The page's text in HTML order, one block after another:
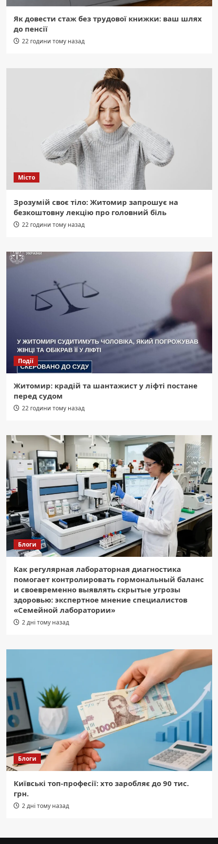
Як довести стаж без трудової книжки: ваш шлях
до пенсії
22 години тому назад
Місто
Зрозумій своє тіло: Житомир запрошує на
безкоштовну лекцію про головний біль
22 години тому назад
Події
Житомир: крадій та шантажист у ліфті постане
перед судом
22 години тому назад
Блоги
Как регулярная лабораторная диагностика
помогает контролировать гормональный баланс
и своевременно выявлять скрытые угрозы
здоровью: экспертное мнение специалистов
«Семейной лаборатории»
2 дні тому назад
Блоги
Київські топ-професії: хто заробляє до 90 тис.
грн.
2 дні тому назад